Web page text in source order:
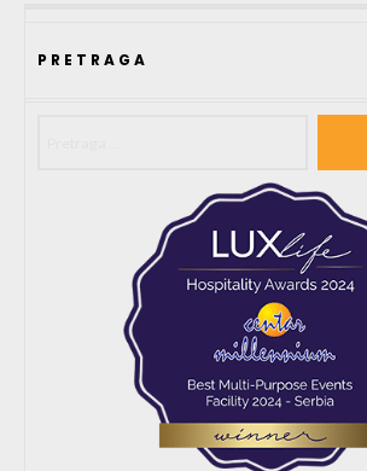
PRETRAGA